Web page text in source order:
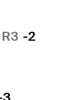
R3 -2